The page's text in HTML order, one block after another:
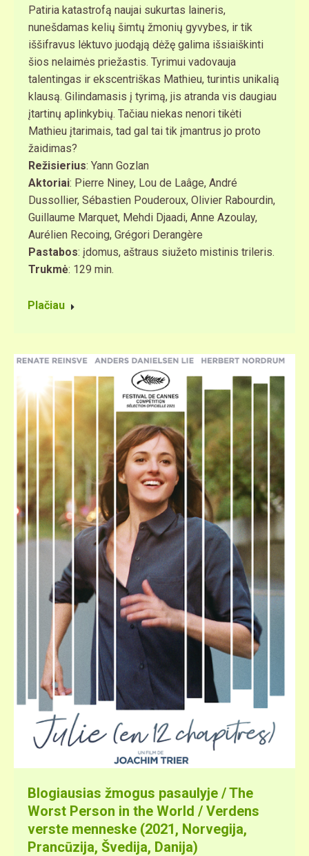
Patiria katastrofą naujai sukurtas laineris,
nunešdamas kelių šimtų žmonių gyvybes, ir tik
iššifravus lėktuvo juodąją dėžę galima išsiaiškinti
šios nelaimės priežastis. Tyrimui vadovauja
talentingas ir ekscentriškas Mathieu, turintis unikalią
klausą. Gilindamasis į tyrimą, jis atranda vis daugiau
įtartinų aplinkybių. Tačiau niekas nenori tikėti
Mathieu įtarimais, tad gal tai tik įmantrus jo proto
žaidimas?
Režisierius: Yann Gozlan
Aktoriai: Pierre Niney, Lou de Laâge, André
Dussollier, Sébastien Pouderoux, Olivier Rabourdin,
Guillaume Marquet, Mehdi Djaadi, Anne Azoulay,
Aurélien Recoing, Grégori Derangère
Pastabos: įdomus, aštraus siužeto mistinis trileris.
Trukmė: 129 min.
Plačiau
Blogiausias žmogus pasaulyje / The
Worst Person in the World / Verdens
verste menneske (2021, Norvegija,
Prancūzija, Švedija, Danija)